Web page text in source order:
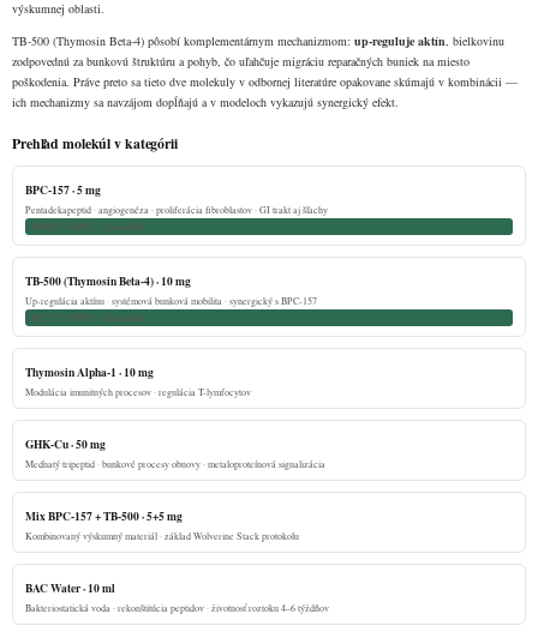
r
v
k
y
p
s
u
výskumnej oblasti.
TB‑500 (Thymosin Beta‑4) pôsobí komplementárnym mechanizmom: up-reguluje aktín , bielkovinu
zodpovednú za bunkovú štruktúru a pohyb, čo uľahčuje migráciu reparačných buniek na miesto
poškodenia. Práve preto sa tieto dve molekuly v odbornej literatúre opakovane skúmajú v kombinácii —
ich mechanizmy sa navzájom dopĺňajú a v modeloch vykazujú synergický efekt.
Prehľad molekúl v kategórii
BPC‑157 · 5 mg
Pentadekapeptid · angiogenéza · proliferácia fibroblastov · GI trakt aj šľachy
99,929 % HPLC · Janoshik
TB‑500 (Thymosin Beta‑4) · 10 mg
Up-regulácia aktínu · systémová bunková mobilita · synergický s BPC‑157
98,272 % HPLC · Janoshik
Thymosin Alpha‑1 · 10 mg
Modulácia imunitných procesov · regulácia T-lymfocytov
GHK‑Cu · 50 mg
Meďnatý tripeptid · bunkové procesy obnovy · metaloproteínová signalizácia
Mix BPC‑157 + TB‑500 · 5+5 mg
Kombinovaný výskumný materiál · základ Wolverine Stack protokolu
BAC Water · 10 ml
Bakteriostatická voda · rekonštitúcia peptidov · životnosť roztoku 4–6 týždňov